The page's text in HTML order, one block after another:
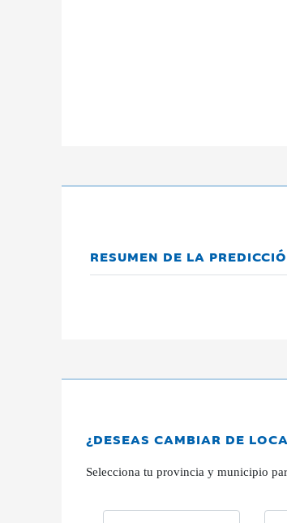
RESUMEN DE LA
¿DESEAS CAMBIAR DE
Selecciona tu provincia y municipio